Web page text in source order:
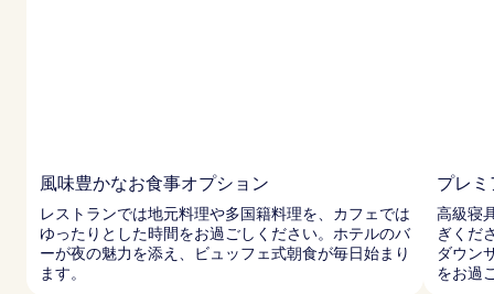
風味豊かなお食事オプション
レストランでは地元料理や多国籍料理を、カフェでは
ゆったりとした時間をお過ごしください。ホテルのバ
ーが夜の魅力を添え、ビュッフェ式朝食が毎日始まり
ます。
プレ
高級寝
ぎくだ
ダウン
をお過